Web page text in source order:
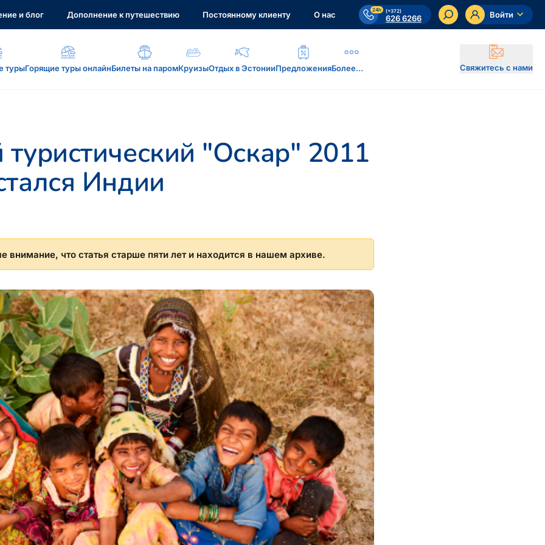
и блог Дополнение к путешествию Постоянному клиенту О нас 24h (+372)
626 6266 Войти
турыГорящие туры онлайнБилеты на паромКруизыОтдых в ЭстонииПредложенияБолее… Свяжитесь с нами
reisikaubad.ee, Airalo eSim...
туристический "Оскар" 2011
Индии
что статья старше пяти лет и находится в нашем архиве.